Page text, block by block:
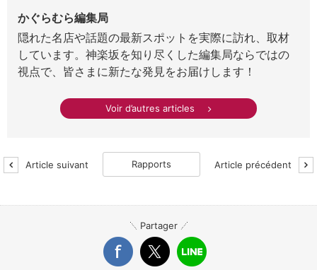
かぐらむら編集局
隠れた名店や話題の最新スポットを実際に訪れ、取材
しています。神楽坂を知り尽くした編集局ならではの
視点で、皆さまに新たな発見をお届けします！
Voir d’autres articles
Article suivant Rapports Article précédent
Partager